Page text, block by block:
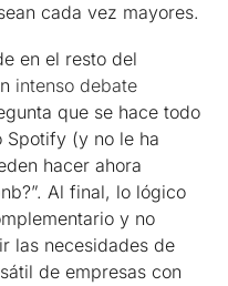
cada vez mayores.
en el resto del
intenso debate
que se hace todo
Spotify (y no le ha
hacer ahora
Al final, lo lógico
y no
las necesidades de
de empresas con